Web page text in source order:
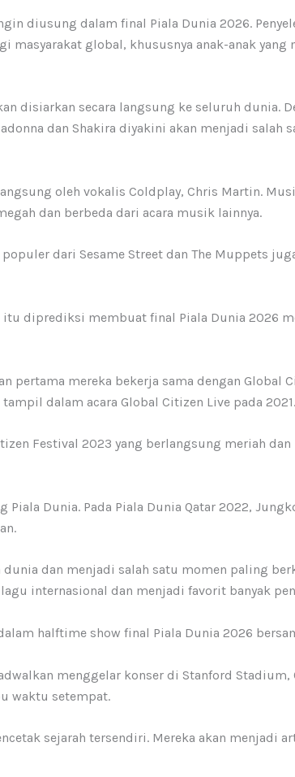
diusung dalam final Piala Dunia 2026.
global, khususnya anak-anak
disiarkan secara langsung ke seluruh dunia.
dan Shakira diyakini akan menjadi
oleh vokalis Coldplay, Chris Martin.
dan berbeda dari acara musik lainnya.
dari Sesame Street dan The Muppets
diprediksi membuat final Piala Dunia 2026
pertama mereka bekerja sama dengan Global
dalam acara Global Citizen Live pada 2021.
Festival 2023 yang berlangsung meriah
Dunia. Pada Piala Dunia Qatar 2022,
dan menjadi salah satu momen paling
internasional dan menjadi favorit banyak
halftime show final Piala Dunia 2026
menggelar konser di Stanford Stadium,
waktu setempat.
sejarah tersendiri. Mereka akan menjadi